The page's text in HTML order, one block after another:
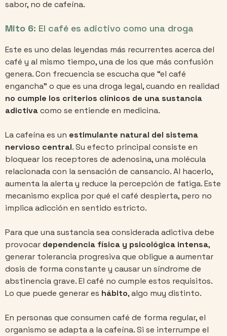
sabor, no de cafeína.
Mito 6: El café es adictivo como una droga
Este es uno delas leyendas más recurrentes acerca del
café y al mismo tiempo, una de los que más confusión
genera. Con frecuencia se escucha que “el café
engancha” o que es una droga legal, cuando en realidad
no cumple los criterios clínicos de una sustancia
adictivacomo se entiende en medicina.
La cafeína es un estimulante natural del sistema
nervioso central. Su efecto principal consiste en
bloquear los receptores de adenosina, una molécula
relacionada con la sensación de cansancio. Al hacerlo,
aumenta la alerta y reduce la percepción de fatiga. Este
mecanismo explica por qué el café despierta, pero no
implica adicción en sentido estricto.
Para que una sustancia sea considerada adictiva debe
provocar dependencia física y psicológica intensa,
generar tolerancia progresiva que obligue a aumentar
dosis de forma constante y causar un síndrome de
abstinencia grave. El café no cumple estos requisitos.
Lo que puede generar es hábito, algo muy distinto.
En personas que consumen café de forma regular, el
organismo se adapta a la cafeína. Si se interrumpe el